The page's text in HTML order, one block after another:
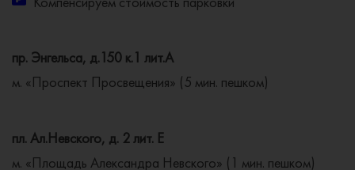
пр. Энгельса, д.150 к.1 лит.А
м. «Проспект Просвещения» (5 мин. пешком)
пл. Ал.Невского, д. 2 лит. Е
м. «Площадь Александра Невского» (1 мин. пешком)